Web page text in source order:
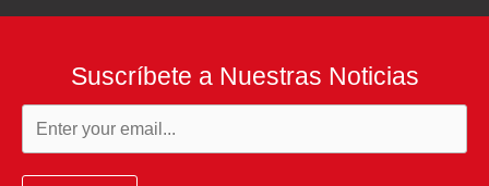
Suscríbete a Nuestras Noticias